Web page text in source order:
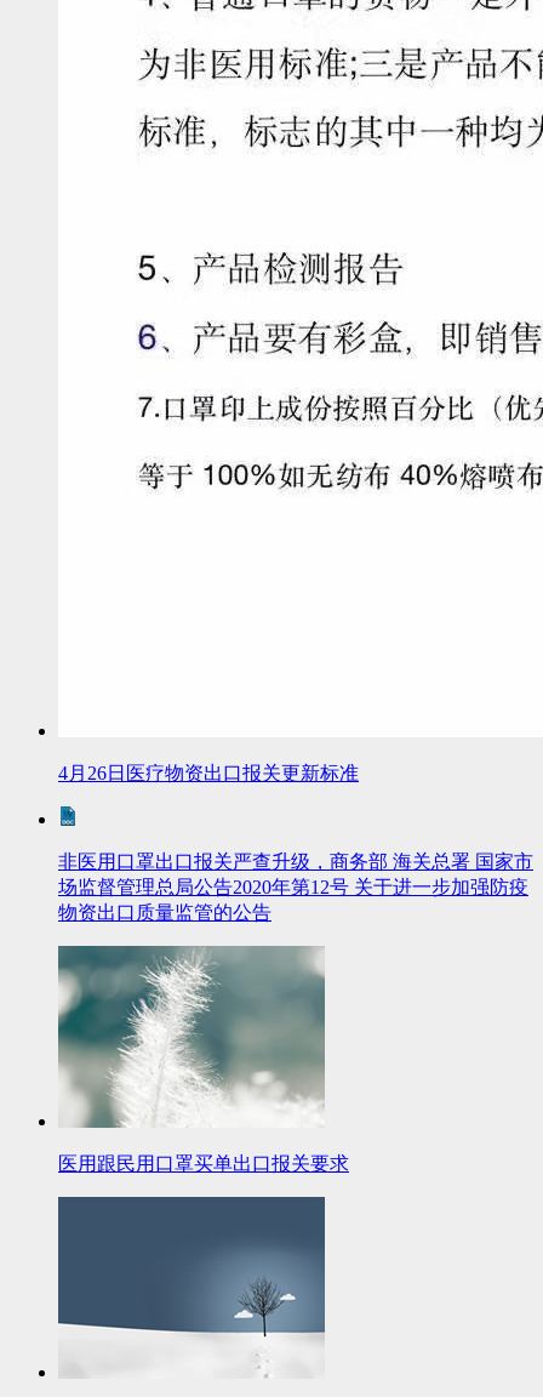
4月26日医疗物资出口报关更新标准
非医用口罩出口报关严查升级，商务部 海关总署 国家市
场监督管理总局公告2020年第12号 关于进一步加强防疫
物资出口质量监管的公告
医用跟民用口罩买单出口报关要求